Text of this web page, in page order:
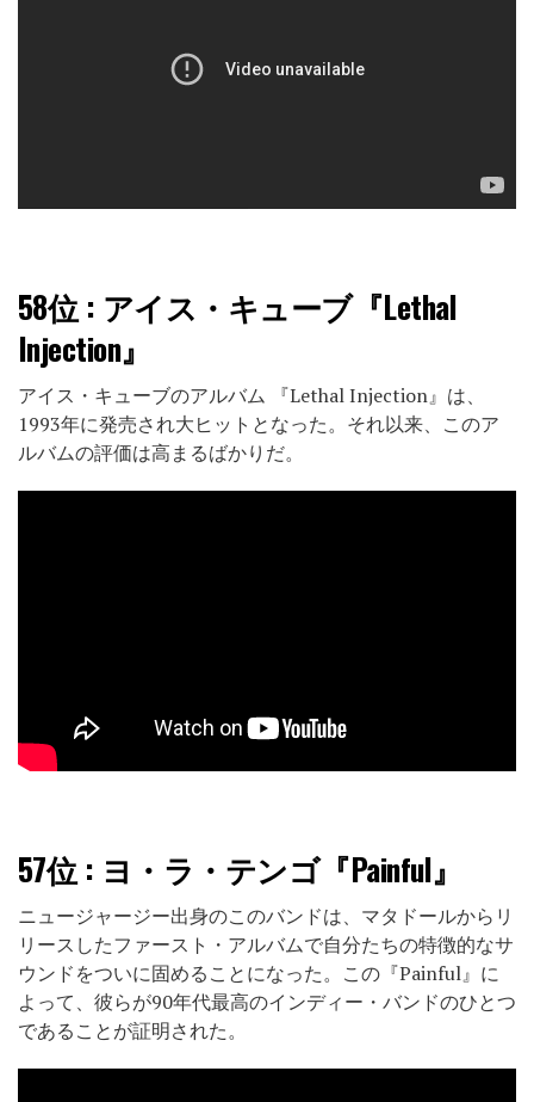
58位 : アイス・キューブ『Lethal
Injection』
アイス・キューブのアルバム 『Lethal Injection』は、
1993年に発売され大ヒットとなった。それ以来、このア
ルバムの評価は高まるばかりだ。
57位 : ヨ・ラ・テンゴ『Painful』
ニュージャージー出身のこのバンドは、マタドールからリ
リースしたファースト・アルバムで自分たちの特徴的なサ
ウンドをついに固めることになった。この『Painful』に
よって、彼らが90年代最高のインディー・バンドのひとつ
であることが証明された。